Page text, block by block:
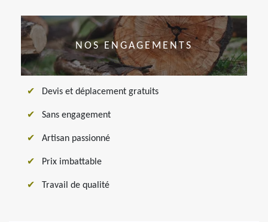
NOS ENGAGEMENTS
Devis et déplacement gratuits
Sans engagement
Artisan passionné
Prix imbattable
Travail de qualité